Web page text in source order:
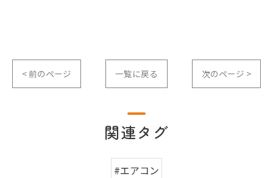
< 前のページ 一覧に戻る 次のページ >
関連タグ
#エアコン